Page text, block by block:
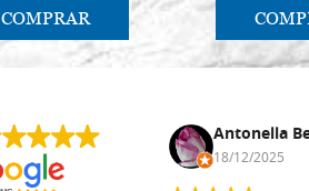
COMPRAR
Antonella
18/12/2025